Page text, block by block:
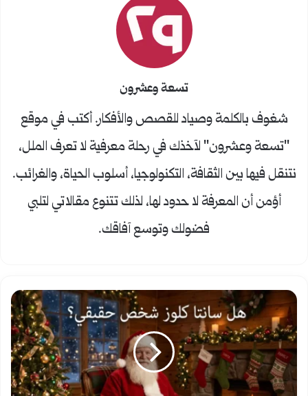
تسعة وعشرون
شغوف بالكلمة وصياد للقصص والأفكار. أكتب في موقع
"تسعة وعشرون" لآخذك في رحلة معرفية لا تعرف الملل،
نتنقل فيها بين الثقافة، التكنولوجيا، أسلوب الحياة، والغرائب.
أؤمن أن المعرفة لا حدود لها، لذلك تتنوع مقالاتي لتلبي
فضولك وتوسع آفاقك.
هل
سانتا
كلوز
شخص